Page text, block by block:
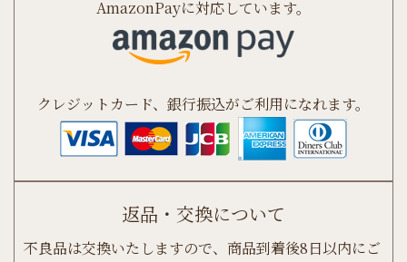
AmazonPayに対応しています。
クレジットカード、銀行振込がご利用になれます。
返品・交換について
不良品は交換いたしますので、商品到着後8日以内にご